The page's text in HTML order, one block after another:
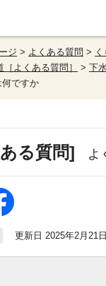
ジ > よくある質問 >
よくある質問］ > 下
何ですか
る質問] よ
更新日 2025年2月21日